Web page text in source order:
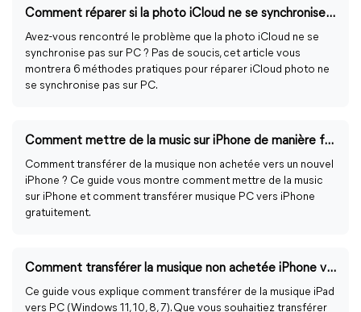
Comment réparer si la photo iCloud ne se synchronise pas sur PC Windows ?
Avez-vous rencontré le problème que la photo iCloud ne se
synchronise pas sur PC ? Pas de soucis, cet article vous
montrera 6 méthodes pratiques pour réparer iCloud photo ne
se synchronise pas sur PC.
Comment mettre de la music sur iPhone de manière facile?
Comment transférer de la musique non achetée vers un nouvel
iPhone ? Ce guide vous montre comment mettre de la music
sur iPhone et comment transférer musique PC vers iPhone
gratuitement.
Comment transférer la musique non achetée iPhone vers PC ?
Ce guide vous explique comment transférer de la musique iPad
vers PC (Windows 11, 10, 8, 7). Que vous souhaitiez transférer